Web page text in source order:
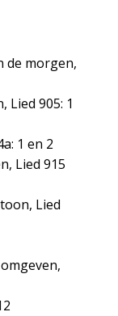
de morgen,
Lied 905: 1
1 en 2
Lied 915
Lied